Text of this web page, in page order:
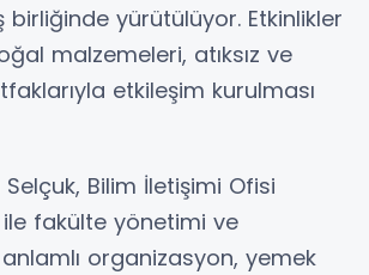
birliğinde yürütülüyor. Etkinlikler
malzemeleri, atıksız ve
etkileşim kurulması
Bilim İletişimi Ofisi
fakülte yönetimi ve
organizasyon, yemek